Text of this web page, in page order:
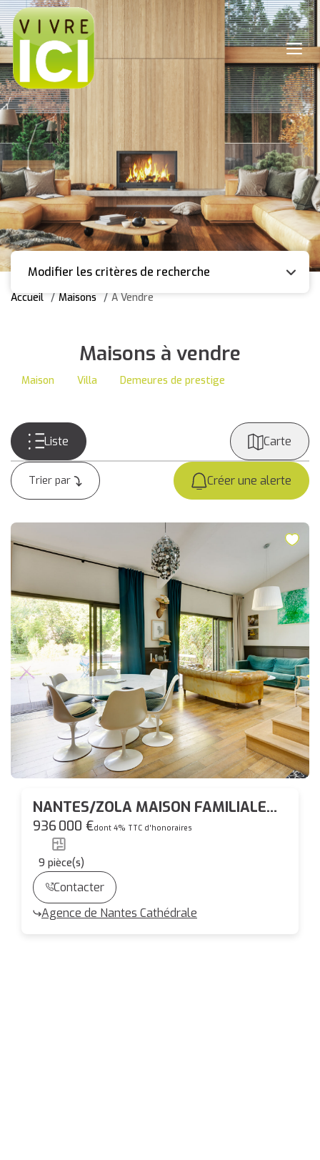
Modifier les critères de recherche
Accueil Maisons A Vendre
Maisons à vendre
Maison Villa Demeures de prestige
Créer une alerte
Liste Carte
NANTES/ZOLA MAISON FAMILIALE
AVEC GRAND JARDIN ET GARAGE
936 000 €dont 4% TTC d'honoraires
9 pièce(s)
Contacter
Agence de Nantes Cathédrale